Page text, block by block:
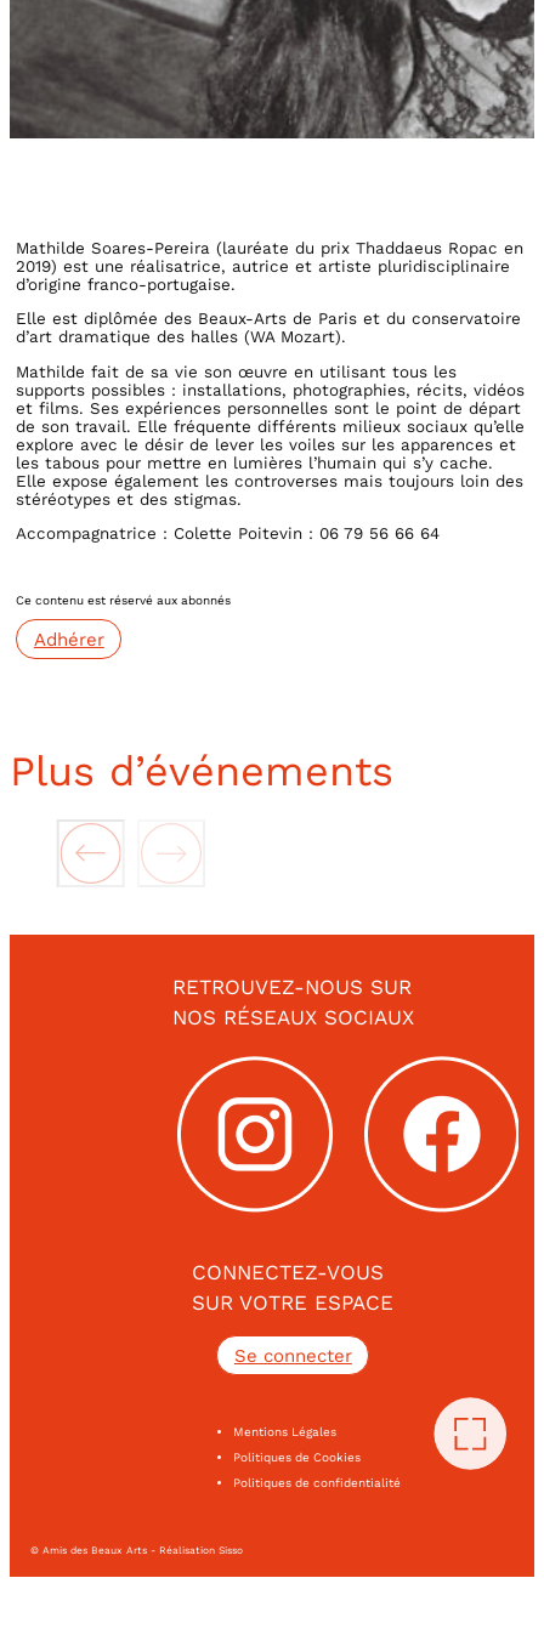
Mathilde Soares-Pereira (lauréate du prix Thaddaeus Ropac en
2019) est une réalisatrice, autrice et artiste pluridisciplinaire
d’origine franco-portugaise.
Elle est diplômée des Beaux-Arts de Paris et du conservatoire
d’art dramatique des halles (WA Mozart).
Mathilde fait de sa vie son œuvre en utilisant tous les
supports possibles : installations, photographies, récits, vidéos
et films. Ses expériences personnelles sont le point de départ
de son travail. Elle fréquente différents milieux sociaux qu’elle
explore avec le désir de lever les voiles sur les apparences et
les tabous pour mettre en lumières l’humain qui s’y cache.
Elle expose également les controverses mais toujours loin des
stéréotypes et des stigmas.
Accompagnatrice : Colette Poitevin : 06 79 56 66 64
Ce contenu est réservé aux abonnés
Adhérer
Plus d’événements
RETROUVEZ-NOUS SUR
NOS RÉSEAUX SOCIAUX
CONNECTEZ-VOUS
SUR VOTRE ESPACE
Se connecter
Mentions Légales
Politiques de Cookies
Politiques de confidentialité
© Amis des Beaux Arts - Réalisation Sisso